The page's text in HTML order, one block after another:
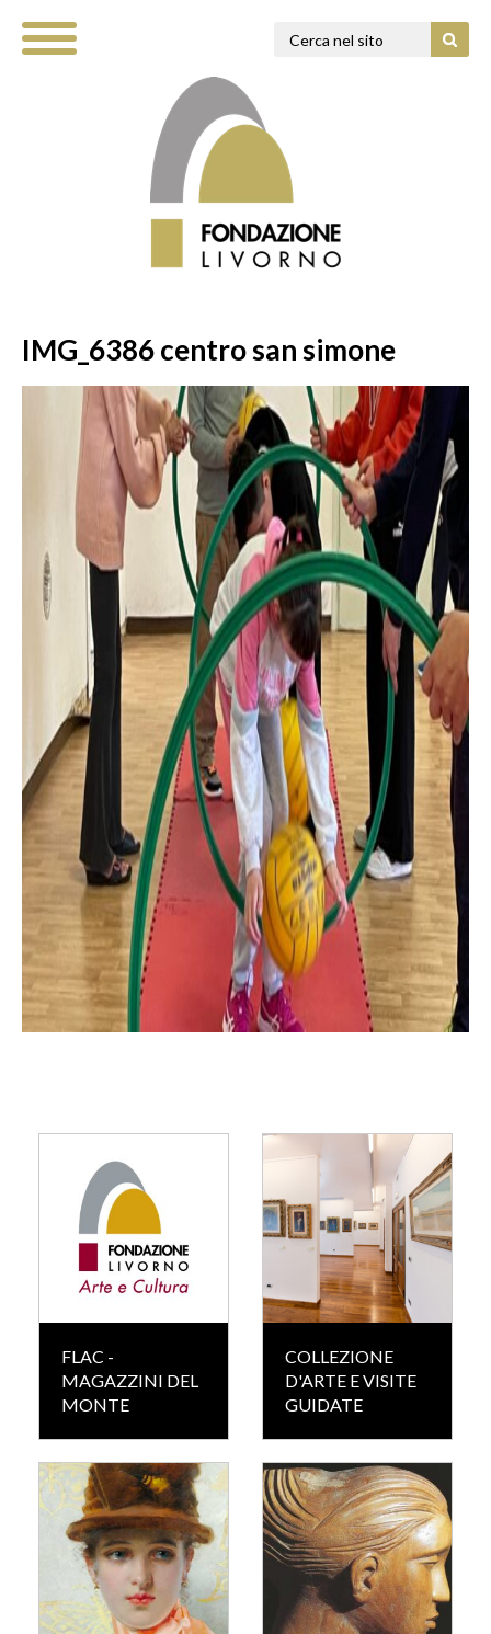
IMG_6386 centro san simone
FLAC -
MAGAZZINI DEL
MONTE
COLLEZIONE
D'ARTE E VISITE
GUIDATE